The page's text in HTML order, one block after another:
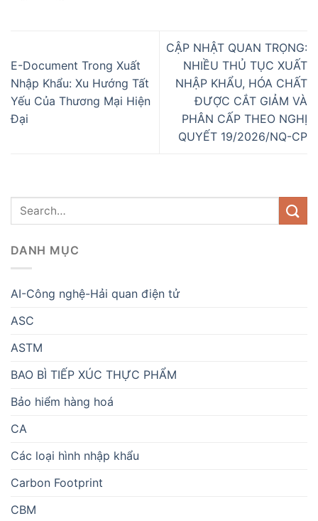
E-Document Trong Xuất
Nhập Khẩu: Xu Hướng Tất
Yếu Của Thương Mại Hiện
Đại
CẬP NHẬT QUAN TRỌNG:
NHIỀU THỦ TỤC XUẤT
NHẬP KHẨU, HÓA CHẤT
ĐƯỢC CẮT GIẢM VÀ
PHÂN CẤP THEO NGHỊ
QUYẾT 19/2026/NQ-CP
DANH MỤC
AI-Công nghệ-Hải quan điện tử
ASC
ASTM
BAO BÌ TIẾP XÚC THỰC PHẨM
Bảo hiểm hàng hoá
CA
Các loại hình nhập khẩu
Carbon Footprint
CBM